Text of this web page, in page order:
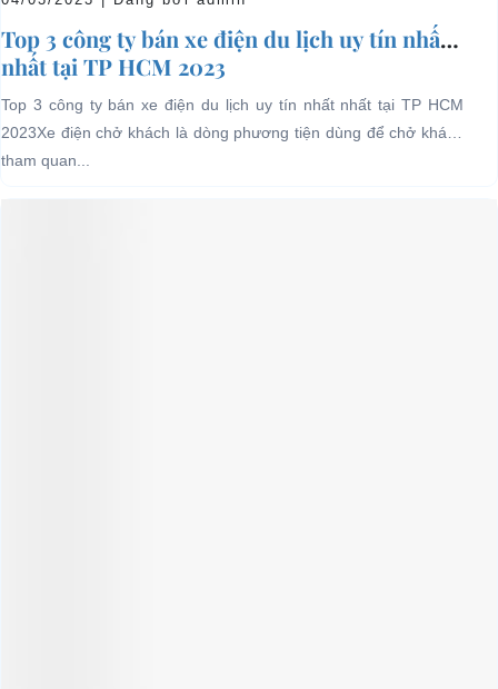
Top 3 công ty bán xe điện du lịch uy tín nhất
nhất tại TP HCM 2023
Top 3 công ty bán xe điện du lịch uy tín nhất nhất tại TP HCM
2023Xe điện chở khách là dòng phương tiện dùng để chở khách
tham quan...